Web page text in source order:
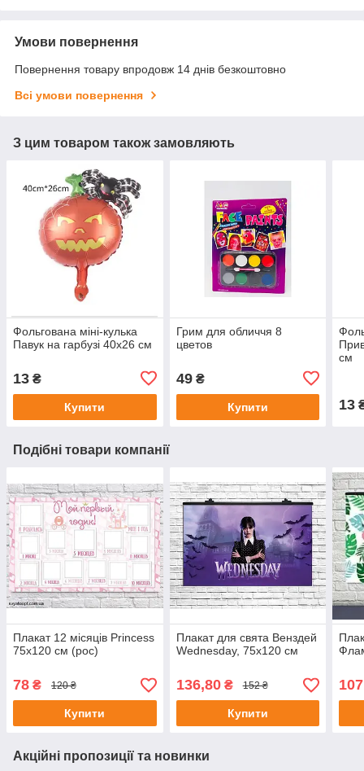
Умови повернення
Повернення товару впродовж 14 днів безкоштовно
Всі умови повернення
З цим товаром також замовляють
Фольгована міні-кулька
Павук на гарбузі 40х26 см
13 ₴
Купити
Грим для обличчя 8
цветов
49₴
Купити
см
13
Подібні товари компанії
Плакат 12 місяців Princess
75х120 см (рос)
78 ₴ 120 ₴
Купити
Плакат для свята Венздей
Wednesday, 75х120 см
136,80₴ 152 ₴
Купити
Акційні пропозиції та новинки